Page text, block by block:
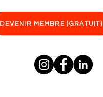
DEVENIR MEMBRE (GRATUIT)